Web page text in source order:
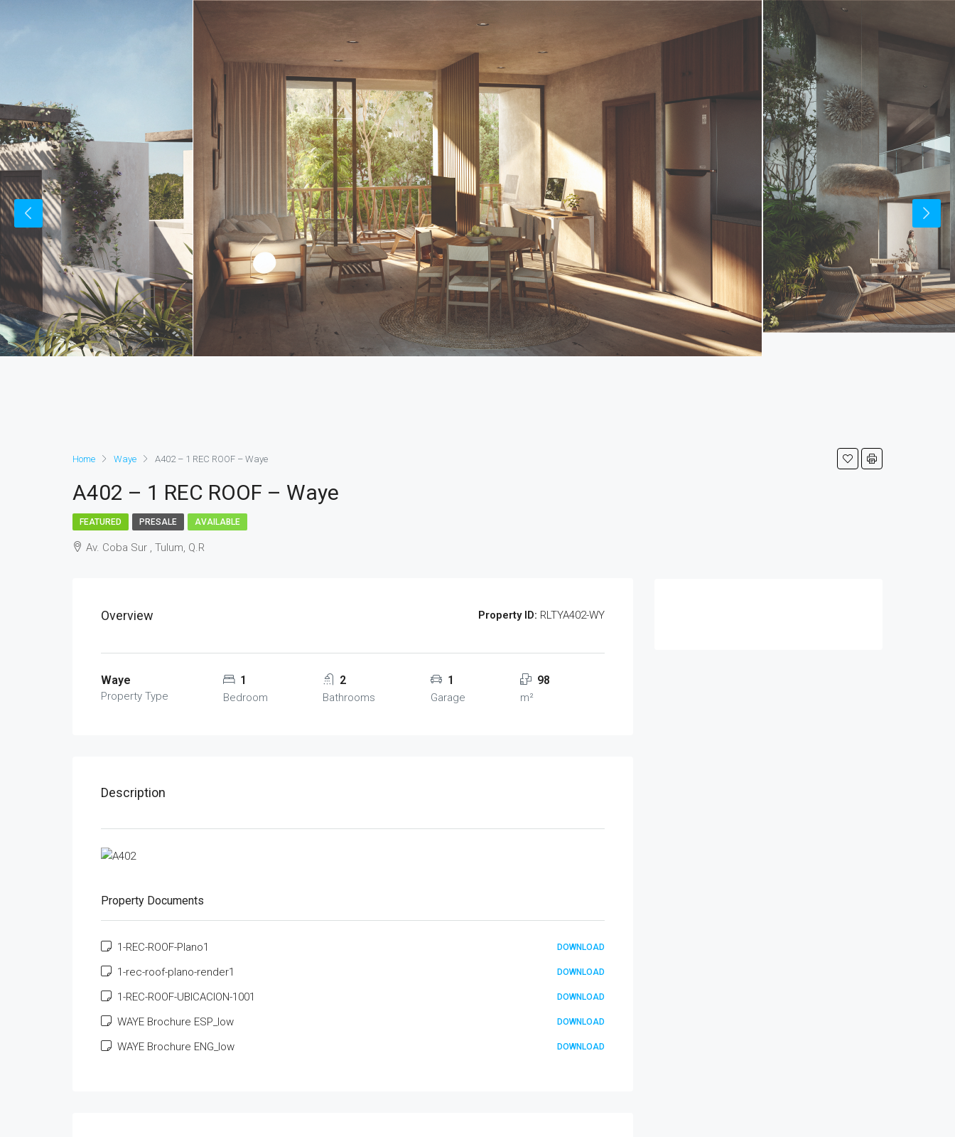
Home Waye A402 – 1 REC ROOF – Waye
A402 – 1 REC ROOF – Waye
FEATURED PRESALE AVAILABLE
Av. Coba Sur , Tulum, Q.R
Overview Property ID: RLTYA402-WY
Waye
Property Type
1
Bedroom
2
Bathrooms
1
Garage
98
m²
Description
Property Documents
1-REC-ROOF-Plano1 DOWNLOAD
1-rec-roof-plano-render1 DOWNLOAD
1-REC-ROOF-UBICACION-1001 DOWNLOAD
WAYE Brochure ESP_low DOWNLOAD
WAYE Brochure ENG_low DOWNLOAD